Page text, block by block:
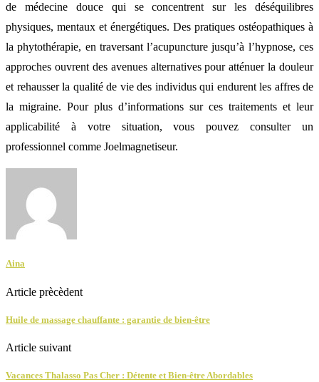
de médecine douce qui se concentrent sur les déséquilibres
physiques, mentaux et énergétiques. Des pratiques ostéopathiques à
la phytothérapie, en traversant l’acupuncture jusqu’à l’hypnose, ces
approches ouvrent des avenues alternatives pour atténuer la douleur
et rehausser la qualité de vie des individus qui endurent les affres de
la migraine. Pour plus d’informations sur ces traitements et leur
applicabilité à votre situation, vous pouvez consulter un
professionnel comme Joelmagnetiseur.
Aina
Article prècèdent
Huile de massage chauffante : garantie de bien-être
Article suivant
Vacances Thalasso Pas Cher : Détente et Bien-être Abordables